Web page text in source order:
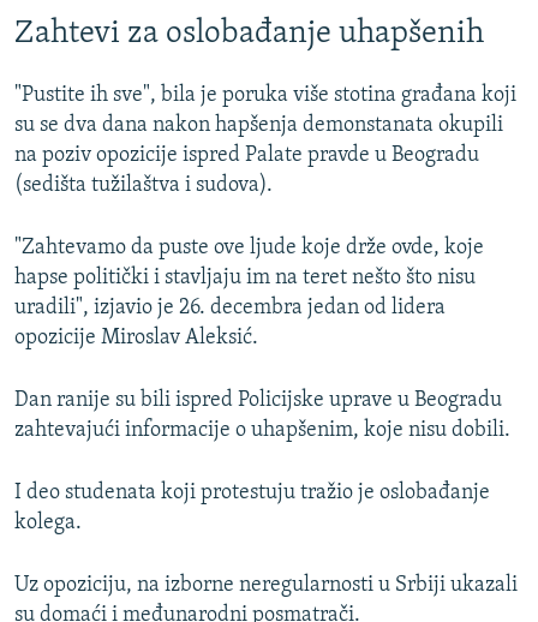
Zahtevi za oslobađanje uhapšenih
"Pustite ih sve", bila je poruka više stotina građana koji
su se dva dana nakon hapšenja demonstanata okupili
na poziv opozicije ispred Palate pravde u Beogradu
(sedišta tužilaštva i sudova).
"Zahtevamo da puste ove ljude koje drže ovde, koje
hapse politički i stavljaju im na teret nešto što nisu
uradili", izjavio je 26. decembra jedan od lidera
opozicije Miroslav Aleksić.
Dan ranije su bili ispred Policijske uprave u Beogradu
zahtevajući informacije o uhapšenim, koje nisu dobili.
I deo studenata koji protestuju tražio je oslobađanje
kolega.
Uz opoziciju, na izborne neregularnosti u Srbiji ukazali
su domaći i međunarodni posmatrači.